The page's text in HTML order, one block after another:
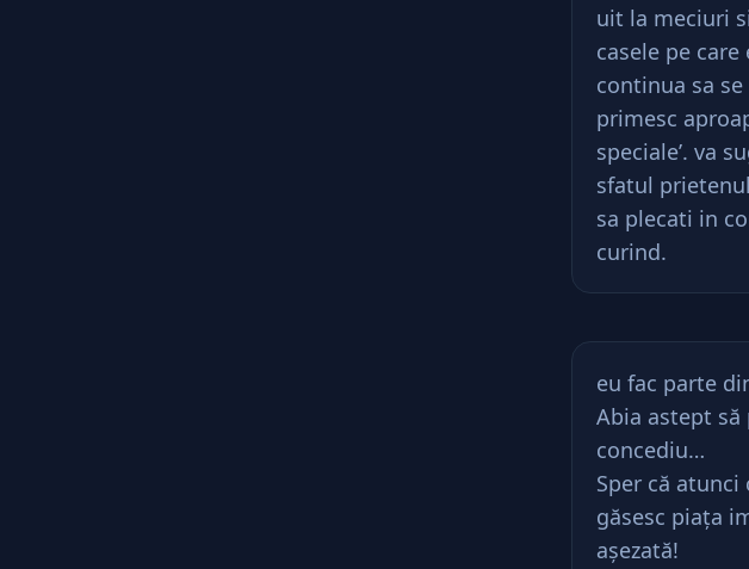
uit la meciuri
casele pe
continua sa
primesc
speciale’. va
sfatul
sa plecati in
curind.
eu fac parte
Abia astept să
concediu…
Sper că
găsesc piaţa
aşezată!